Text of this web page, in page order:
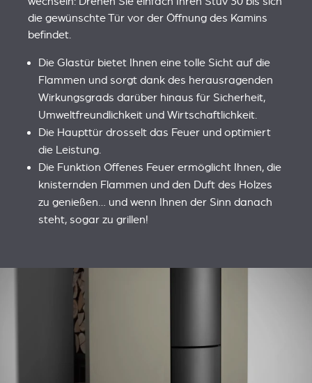
die gewünschte Tür vor der Öffnung des Kamins
befindet.
Die Glastür bietet Ihnen eine tolle Sicht auf die
Flammen und sorgt dank des herausragenden
Wirkungsgrads darüber hinaus für Sicherheit,
Umweltfreundlichkeit und Wirtschaftlichkeit.
Die Haupttür drosselt das Feuer und optimiert
die Leistung.
Die Funktion Offenes Feuer ermöglicht Ihnen, die
knisternden Flammen und den Duft des Holzes
zu genießen… und wenn Ihnen der Sinn danach
steht, sogar zu grillen!